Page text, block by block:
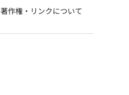
著作権・リンクについて